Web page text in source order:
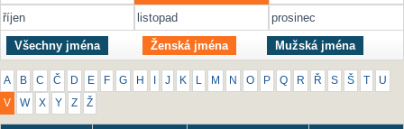
říjen
listopad prosinec
Všechny jména Ženská jména Mužská jména
A B C Č D E F G H J K M N O P Q R Ř S Š U
V W X Y Z Ž